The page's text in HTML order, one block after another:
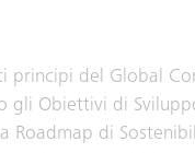
principi del Global
Obiettivi di
Roadmap di